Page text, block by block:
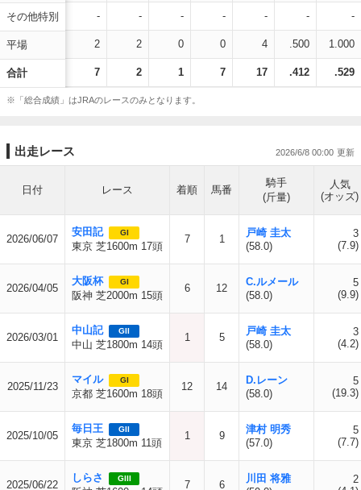
その他特別
平場
合計
- - - - - - -
2 2 0 0 4 .500 1.000
7 2 1 7 17 .412 .529
※「総合成績」はJRAのレースのみとなります。
出走レース 2026/6/8 00:00
日付 レース 着順 馬番
騎手
(斤量)
人気
(オッズ)
2026/06/07
安田記 GI
東京 芝1600m 17頭
7 1
戸崎 圭太
(58.0)
3
(7.9)
2026/04/05
大阪杯 GI
阪神 芝2000m 15頭
6 12
C.ルメール
(58.0)
5
(9.9)
2026/03/01
中山記 GII
中山 芝1800m 14頭
1 5
戸崎 圭太
(58.0)
3
(4.2)
2025/11/23
マイル GI
京都 芝1600m 18頭
12 14
D.レーン
(58.0)
5
(19.3)
2025/10/05
毎日王 GII
東京 芝1800m 11頭
1 9
津村 明秀
(57.0)
5
(7.7)
2025/06/22
しらさ GIII
7 6
川田 将雅
2